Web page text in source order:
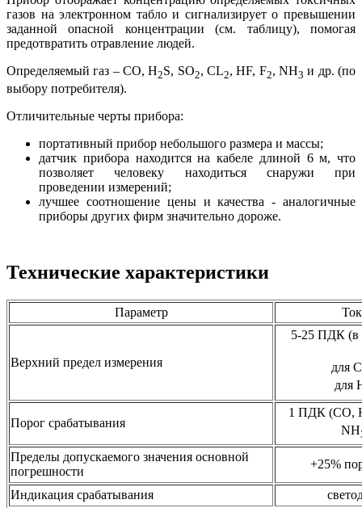
газов на электронном табло и сигнализирует о превышении
заданной опасной концентрации (см. таблицу), помогая
предотвратить отравление людей.
Определяемый газ – CO, H2S, SO2, CL2, HF, F2, NH3 и др. (по
выбору потребителя).
Отличительные черты прибора:
портативный прибор небольшого размера и массы;
датчик прибора находится на кабеле длиной 6 м, что
позволяет человеку находиться снаружи при
проведении измерений;
лучшее соотношение цены и качества - аналогичные
приборы других фирм значительно дороже.
Технические характеристики
Параметр
Верхний предел измерения
5-25 ПДК (в
для
для
Порог срабатывания
1 ПДК (CO,
NH
Пределы допускаемого значения основной
погрешности
+25%
Индикация срабатывания